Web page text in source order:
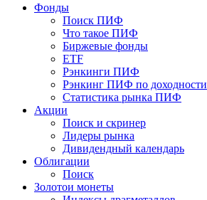
Фонды
Поиск ПИФ
Что такое ПИФ
Биржевые фонды
ETF
Рэнкинги ПИФ
Рэнкинг ПИФ по доходности
Статистика рынка ПИФ
Акции
Поиск и скринер
Лидеры рынка
Дивидендный календарь
Облигации
Поиск
Золотои монеты